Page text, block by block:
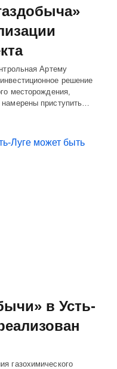
Артему
решение
месторождения,
приступить…
в Усть-
газохимического